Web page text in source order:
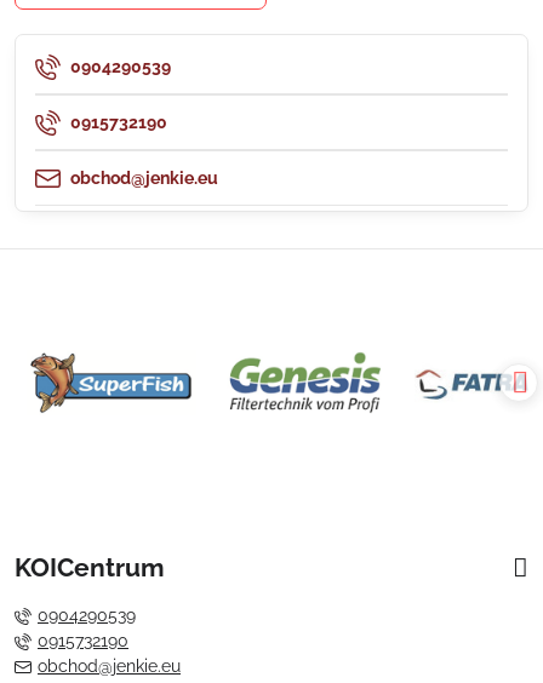
0904290539
0915732190
obchod@jenkie.eu
KOICentrum
0904290539
0915732190
obchod@jenkie.eu